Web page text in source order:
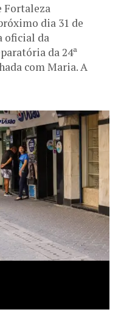
Fortaleza
dia 31 de
oficial da
da 24ª
com Maria. A